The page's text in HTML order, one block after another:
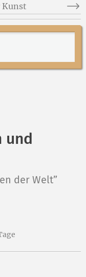
Kunst
und
der Welt”